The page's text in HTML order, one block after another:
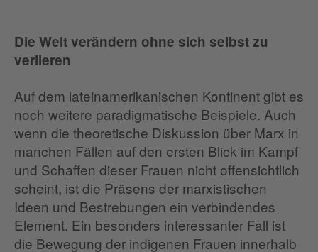
Die Welt verändern ohne sich selbst zu
verlieren
Auf dem lateinamerikanischen Kontinent gibt es
noch weitere paradigmatische Beispiele. Auch
wenn die theoretische Diskussion über Marx in
manchen Fällen auf den ersten Blick im Kampf
und Schaffen dieser Frauen nicht offensichtlich
scheint, ist die Präsens der marxistischen
Ideen und Bestrebungen ein verbindendes
Element. Ein besonders interessanter Fall ist
die Bewegung der indigenen Frauen innerhalb